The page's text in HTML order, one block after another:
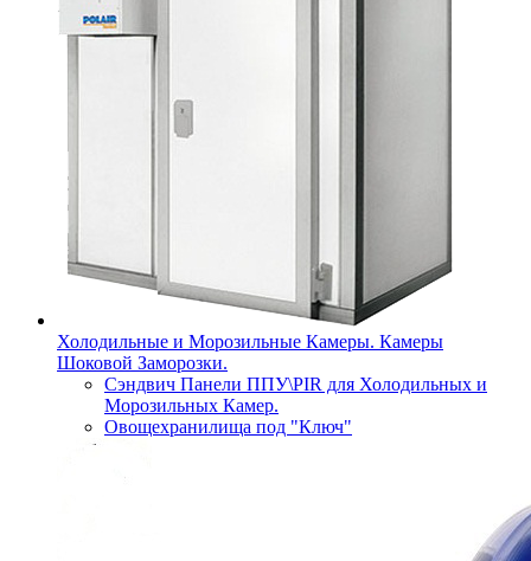
Холодильные и Морозильные Камеры. Камеры
Шоковой Заморозки.
Сэндвич Панели ППУ\PIR для Холодильных и
Морозильных Камер.
Овощехранилища под "Ключ"